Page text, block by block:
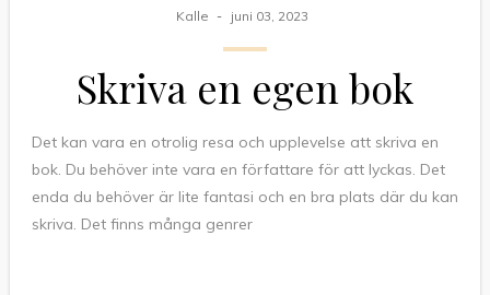
Kalle
juni 03, 2023
Skriva en egen bok
Det kan vara en otrolig resa och upplevelse att skriva en
bok. Du behöver inte vara en författare för att lyckas. Det
enda du behöver är lite fantasi och en bra plats där du kan
skriva. Det finns många genrer